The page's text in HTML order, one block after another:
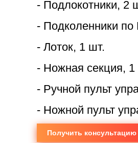
- Подлокотники, 2
- Подколенники
- Лоток, 1 шт.
- Ножная секция, 1
- Ручной пульт
- Ножной пульт
Получить консультацию